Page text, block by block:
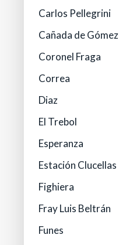
Carlos Pellegrini
Cañada de Gómez
Coronel Fraga
Correa
Diaz
El Trebol
Esperanza
Estación Clucellas
Fighiera
Fray Luis Beltrán
Funes